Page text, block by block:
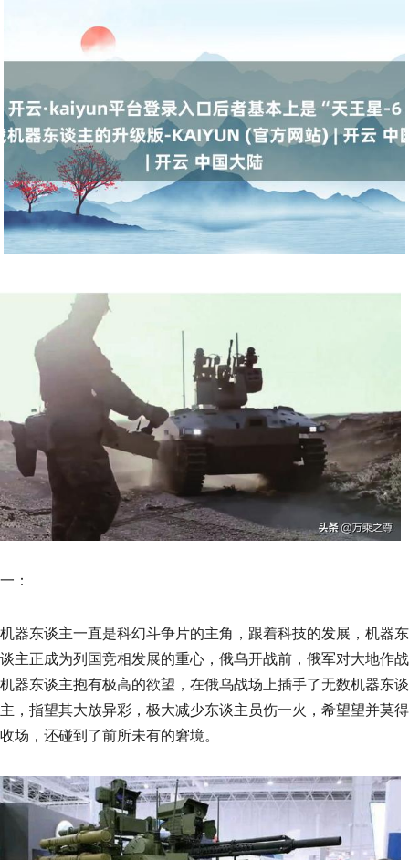
一：
机器东谈主一直是科幻斗争片的主角，跟着科技的发展，机器东
谈主正成为列国竞相发展的重心，俄乌开战前，俄军对大地作战
机器东谈主抱有极高的欲望，在俄乌战场上插手了无数机器东谈
主，指望其大放异彩，极大减少东谈主员伤一火，希望望并莫得
收场，还碰到了前所未有的窘境。